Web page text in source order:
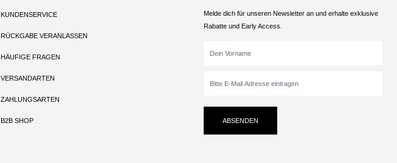
KUNDENSERVICE
RÜCKGABE VERANLASSEN
HÄUFIGE FRAGEN
VERSANDARTEN
ZAHLUNGSARTEN
B2B SHOP
Melde dich für unseren Newsletter an und erhalte exklusive
Rabatte und Early Access.
ABSENDEN